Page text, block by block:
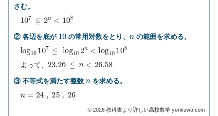
さむ。
107 ≦ 2n 10 8
② 各辺を底が 10 の常用対数をとり、 の範囲を求める。
log 10107 ≦ log 102n log 108
よって、 23.26 ≦ 26.58
③ 不等式を満たす整数 を求める。
24 , 25 , 26
©︎ 2026 教科書より詳しい高校数学 yorikuwa.com